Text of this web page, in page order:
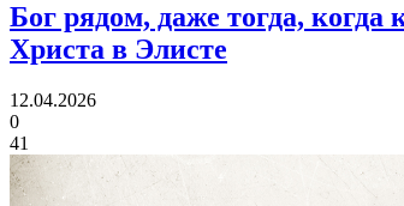
Бог рядом, даже тогда,
Христа в Элисте
12.04.2026
0
41